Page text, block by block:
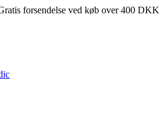
forsendelse ved køb over 400 DKK